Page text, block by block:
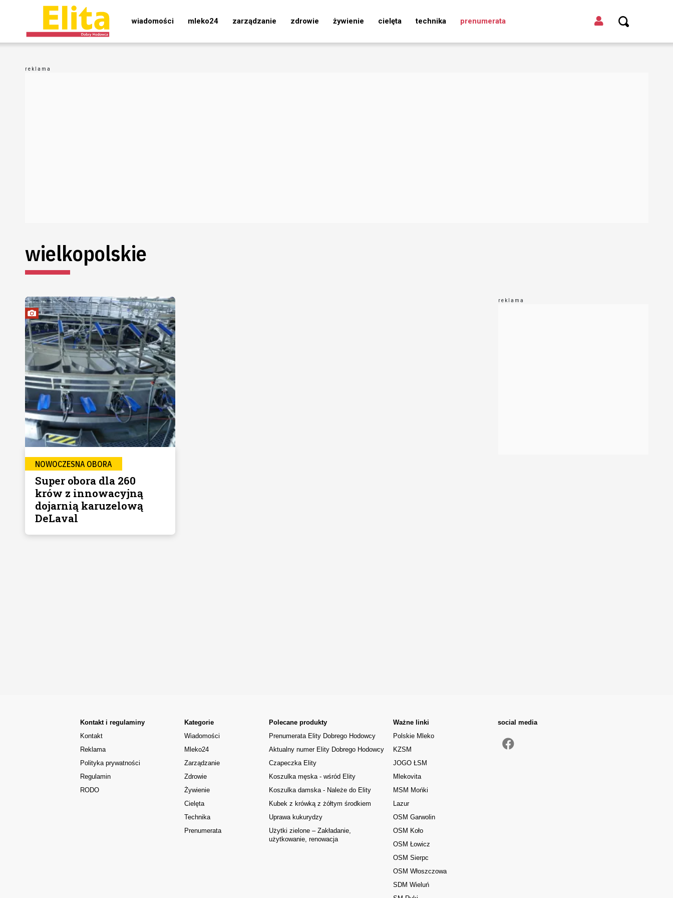
wiadomości mleko24 zarządzanie zdrowie żywienie cielęta technika prenumerata
wielkopolskie
NOWOCZESNA OBORA
Super obora dla 260
krów z innowacyjną
dojarnią karuzelową
DeLaval​
Kontakt i regulaminy
Kontakt
Reklama
Polityka prywatności
Regulamin
RODO
Kategorie
Wiadomości
Mleko24
Zarządzanie
Zdrowie
Żywienie
Cielęta
Technika
Prenumerata
Polecane produkty
Prenumerata Elity Dobrego Hodowcy
Aktualny numer Elity Dobrego Hodowcy
Czapeczka Elity
Koszulka męska - wśród Elity
Koszulka damska - Należe do Elity
Kubek z krówką z żółtym środkiem
Uprawa kukurydzy
Użytki zielone – Zakładanie,
użytkowanie, renowacja
Ważne linki
Polskie Mleko
KZSM
JOGO ŁSM
Mlekovita
MSM Mońki
Lazur
OSM Garwolin
OSM Koło
OSM Łowicz
OSM Sierpc
OSM Włoszczowa
SDM Wieluń
social media